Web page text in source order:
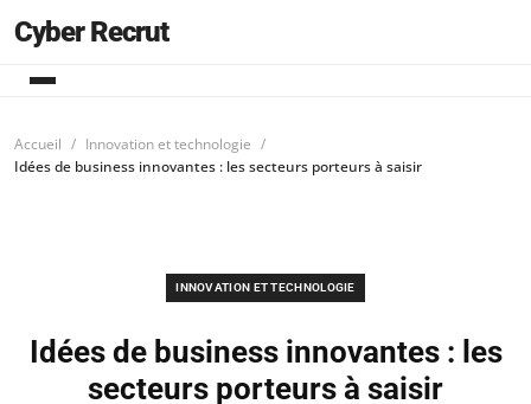
Cyber Recrut
Accueil
Innovation et technologie
Idées de business innovantes : les secteurs porteurs à saisir
INNOVATION ET TECHNOLOGIE
Idées de business innovantes : les
secteurs porteurs à saisir